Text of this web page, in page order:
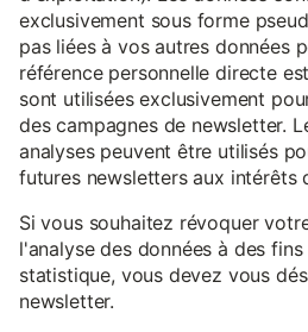
exclusivement sous forme
pas liées à vos autres données
référence personnelle directe
sont utilisées exclusivement
des campagnes de newsletter.
analyses peuvent être utilisés
futures newsletters aux intérêts
Si vous souhaitez révoquer
l'analyse des données à des
statistique, vous devez vous
newsletter.